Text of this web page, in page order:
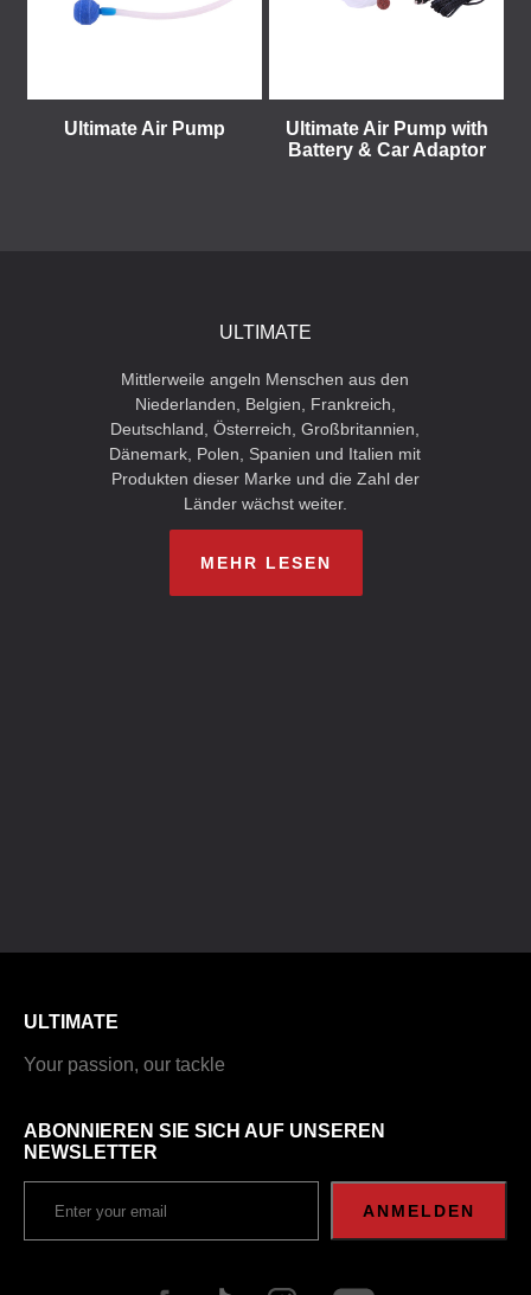
Ultimate Air Pump
Ultimate Air Pump with
Battery & Car Adaptor
ULTIMATE
Mittlerweile angeln Menschen aus den
Niederlanden, Belgien, Frankreich,
Deutschland, Österreich, Großbritannien,
Dänemark, Polen, Spanien und Italien mit
Produkten dieser Marke und die Zahl der
Länder wächst weiter.
MEHR LESEN
ULTIMATE
Your passion, our tackle
ABONNIEREN SIE SICH AUF UNSEREN
NEWSLETTER
ANMELDEN